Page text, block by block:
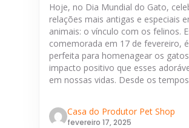
Hoje, no Dia Mundial do Gato,
relações mais antigas e especiais
animais: o vínculo com os felinos.
comemorada em 17 de fevereiro,
perfeita para homenagear os
impacto positivo que esses
em nossas vidas. Desde os
Casa do Produtor Pet Shop
fevereiro 17, 2025